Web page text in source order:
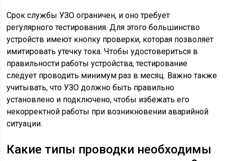
Срок службы УЗО ограничен, и оно требует
регулярного тестирования. Для этого большинство
устройств имеют кнопку проверки, которая позволяет
имитировать утечку тока. Чтобы удостовериться в
правильности работы устройства, тестирование
следует проводить минимум раз в месяц. Важно также
учитывать, что УЗО должно быть правильно
установлено и подключено, чтобы избежать его
некорректной работы при возникновении аварийной
ситуации.
Какие типы проводки необходимы